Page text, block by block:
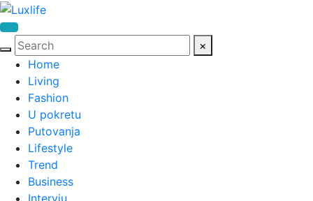
×
Home
Living
Fashion
U pokretu
Putovanja
Lifestyle
Trend
Business
Intervju